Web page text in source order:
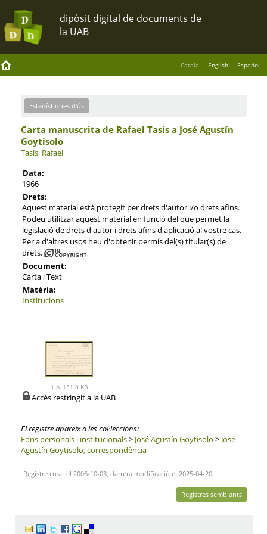
Català English Español
Estadístiques d'ús
Carta manuscrita de Rafael Tasis a José Agustín
Goytisolo
Tasis, Rafael
Data:
1966
Drets:
Aquest material està protegit per drets d'autor i/o drets afins.
Podeu utilitzar aquest material en funció del que permet la
legislació de drets d'autor i drets afins d'aplicació al vostre cas.
Per a d'altres usos heu d'obtenir permís del(s) titular(s) de
drets.
Document:
Carta ; Text
Matèria:
Institucions
1 p, 131.8 KB
Accés restringit a la UAB
El registre apareix a les col·leccions:
Fons personals i institucionals> José Agustín Goytisolo > José
Agustín Goytisolo, correspondència
Registre creat el 2006-10-03, darrera modificació el 2025-04-20
Registres semblants